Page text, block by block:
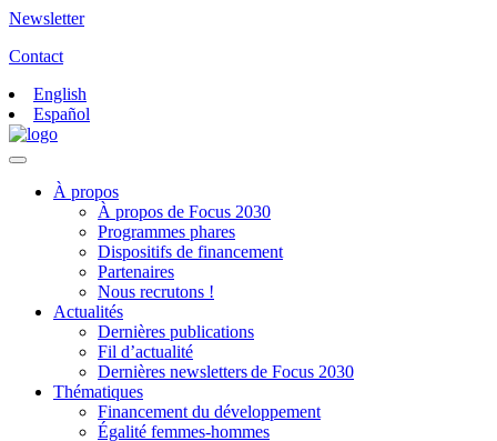
Newsletter
Contact
English
Español
À propos
À propos de Focus 2030
Programmes phares
Dispositifs de financement
Partenaires
Nous recrutons !
Actualités
Dernières publications
Fil d’actualité
Dernières newsletters de Focus 2030
Thématiques
Financement du développement
Égalité femmes-hommes